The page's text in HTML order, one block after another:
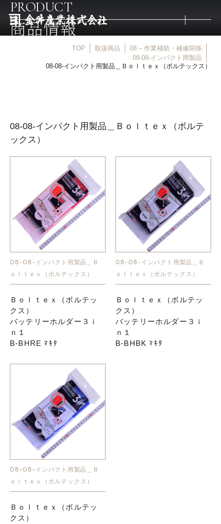
庖斬巴
お知らせ
採用情報
お問い合わせはこちら
PRODUCT
商品情報
TOP 取扱商品
08 – 作業補助・補修関係
08-08-インパクト用製品
08-08-インパクト用製品＿Ｂｏｌｔｅｘ（ボルテックス）
08-08-インパクト用製品＿Ｂｏｌｔｅｘ（ボルテ
ックス）
08-08-インパクト用製品＿Ｂ
ｏｌｔｅｘ（ボルテックス）
Ｂｏｌｔｅｘ（ボルテッ
クス）
バッテリーホルダー３ｉ
ｎ１
B-BHRE ﾏｷﾀ
08-08-インパクト用製品＿Ｂ
ｏｌｔｅｘ（ボルテックス）
Ｂｏｌｔｅｘ（ボルテッ
クス）
バッテリーホルダー３ｉ
ｎ１
B-BHBK ﾏｷﾀ
08-08-インパクト用製品＿Ｂ
ｏｌｔｅｘ（ボルテックス）
Ｂｏｌｔｅｘ（ボルテッ
クス）